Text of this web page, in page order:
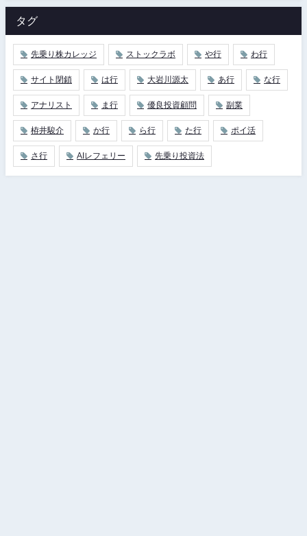
タグ
先乗り株カレッジ ストックラボ や行 わ行
サイト閉鎖 は行 大岩川源太 あ行 な行
アナリスト ま行 優良投資顧問 副業
栫井駿介 か行 ら行 た行 ポイ活
さ行 AIレフェリー 先乗り投資法